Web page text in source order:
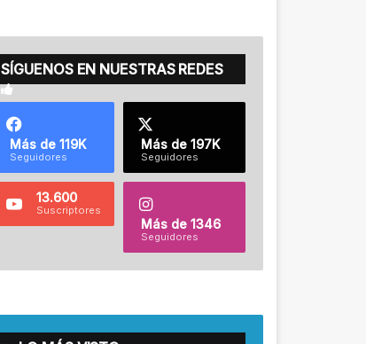
SÍGUENOS EN NUESTRAS REDES
Más de 119K
Seguidores
Más de 197K
Seguidores
13.600
Suscriptores
Más de 1346
Seguidores